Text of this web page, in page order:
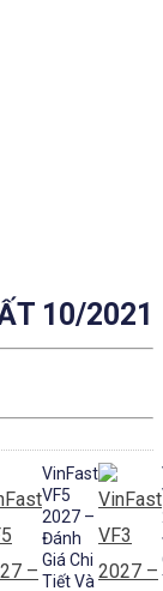
10/2021
VinFast
VF5
2027 –
Đánh
Giá Chi
Tiết Và